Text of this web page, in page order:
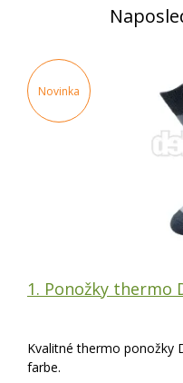
Novinka
1. Ponožky thermo
Kvalitné thermo ponožky
farbe.